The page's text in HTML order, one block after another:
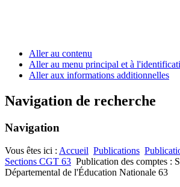
Aller au contenu
Aller au menu principal et à
Aller aux informations additionnelles
Navigation de recherche
Navigation
Vous êtes ici : Accueil Publications
Sections CGT 63 Publication des comptes :
Départemental de l'Éducation Nationale 63